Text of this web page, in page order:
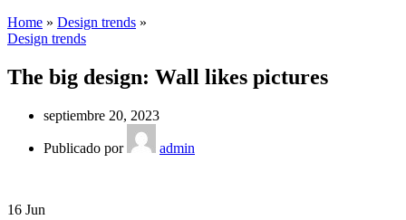
Home » Design trends »
Design trends
The big design: Wall likes pictures
septiembre 20, 2023
Publicado por admin
16 Jun